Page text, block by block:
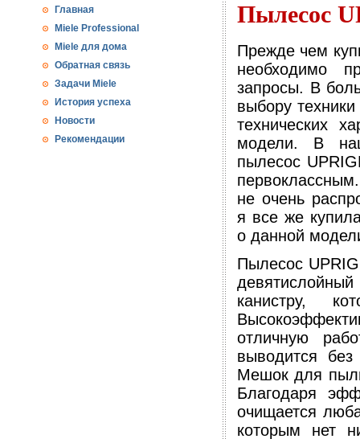
Главная
Miele Professional
Miele для дома
Обратная связь
Задачи Miele
История успеха
Новости
Рекомендации
Пылесос
Прежде чем
необходимо
запросы. В
выбору
технических
модели. В
пылесос
не очень
я все же
о данной
Пылесос
канистру,
отличную
выводится
Мешок для
Благодаря
очищается
которым нет